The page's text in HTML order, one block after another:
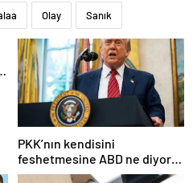
Olay Sanık
PKK’nın kendisini
feshetmesine ABD ne diyor?
İlk açıklama